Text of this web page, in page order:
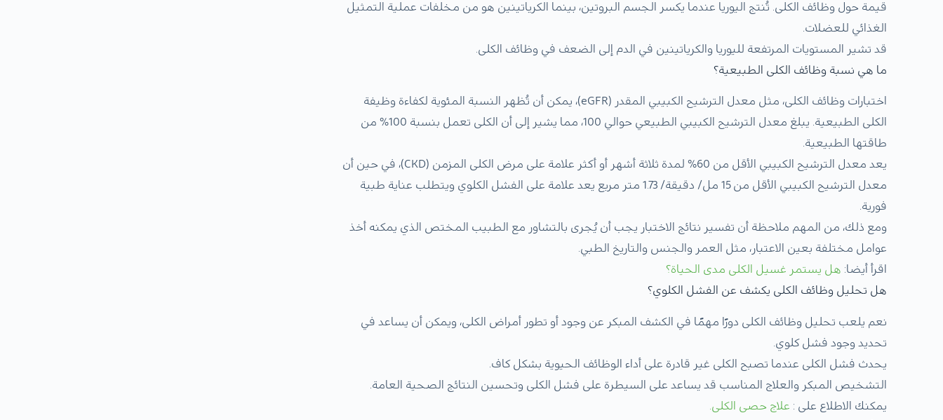
قيمة حول وظائف الكلى. تُنتج اليوريا عندما يكسر الجسم البروتين، بينما الكرياتينين هو من مخلفات عملية التمثيل
الغذائي للعضلات.
قد تشير المستويات المرتفعة لليوريا والكرياتينين في الدم إلى الضعف في وظائف الكلى.
ما هي نسبة وظائف الكلى الطبيعية؟
اختبارات وظائف الكلى، مثل معدل الترشيح الكبيبي المقدر (eGFR)، يمكن أن تُظهر النسبة المئوية لكفاءة وظيفة
الكلى الطبيعية. يبلغ معدل الترشيح الكبيبي الطبيعي حوالي 100، مما يشير إلى أن الكلى تعمل بنسبة 100% من
طاقتها الطبيعية.
يعد معدل الترشيح الكبيبي الأقل من 60% لمدة ثلاثة أشهر أو أكثر علامة على مرض الكلى المزمن (CKD)، في حين أن
معدل الترشيح الكبيبي الأقل من 15 مل/ دقيقة/ 1.73 متر مربع يعد علامة على الفشل الكلوي ويتطلب عناية طبية
فورية.
ومع ذلك، من المهم ملاحظة أن تفسير نتائج الاختبار يجب أن يُجرى بالتشاور مع الطبيب المختص الذي يمكنه أخذ
عوامل مختلفة بعين الاعتبار، مثل العمر والجنس والتاريخ الطبي.
اقرأ أيضا: هل يستمر غسيل الكلى مدى الحياة؟
هل تحليل وظائف الكلى يكشف عن الفشل الكلوي؟
نعم يلعب تحليل وظائف الكلى دورًا مهمًا في الكشف المبكر عن وجود أو تطور أمراض الكلى، ويمكن أن يساعد في
تحديد وجود فشل كلوي.
يحدث فشل الكلى عندما تصبح الكلى غير قادرة على أداء الوظائف الحيوية بشكل كاف.
التشخيص المبكر والعلاج المناسب قد يساعد على السيطرة على فشل الكلى وتحسين النتائج الصحية العامة.
يمكنك الاطلاع على : علاج حصى الكلى